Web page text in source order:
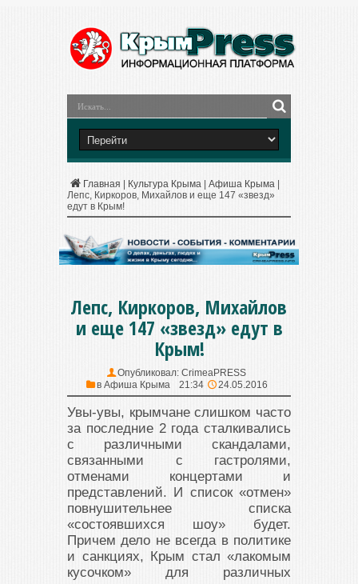
Главная Культура Крыма Афиша Крыма
Лепс, Киркоров, Михайлов и еще 147 «звезд»
едут в Крым!
Лепс, Киркоров, Михайлов
и еще 147 «звезд» едут в
Крым!
Опубликовал: CrimeaPRESS
в Афиша Крыма 21:34 24.05.2016
Увы-увы, крымчане слишком часто
за последние 2 года сталкивались
с различными скандалами,
связанными с гастролями,
отменами концертами и
представлений. И список «отмен»
повнушительнее списка
«состоявшихся шоу» будет.
Причем дело не всегда в политике
и санкциях, Крым стал «лакомым
кусочком» для различных